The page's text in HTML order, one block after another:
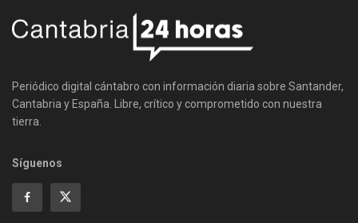
Periódico digital cántabro con información diaria sobre Santander,
Cantabria y España. Libre, crítico y comprometido con nuestra
tierra.
Síguenos